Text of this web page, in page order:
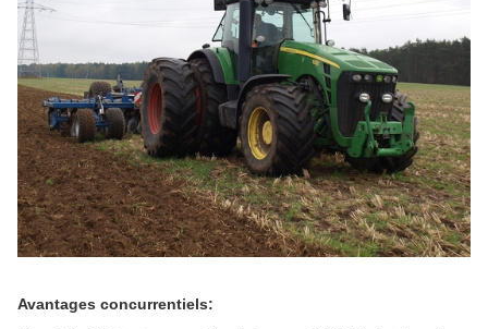
Avantages concurrentiels: